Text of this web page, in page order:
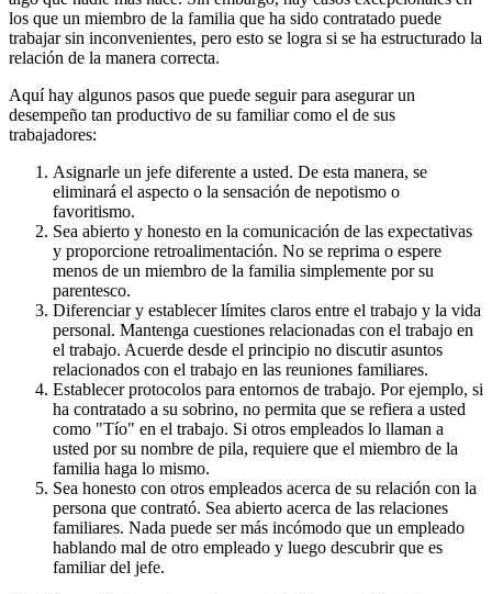
los que un miembro de la familia que ha sido contratado puede
trabajar sin inconvenientes, pero esto se logra si se ha estructurado la
relación de la manera correcta.
Aquí hay algunos pasos que puede seguir para asegurar un
desempeño tan productivo de su familiar como el de sus
trabajadores:
Asignarle un jefe diferente a usted. De esta manera, se
eliminará el aspecto o la sensación de nepotismo o
favoritismo.
Sea abierto y honesto en la comunicación de las expectativas
y proporcione retroalimentación. No se reprima o espere
menos de un miembro de la familia simplemente por su
parentesco.
Diferenciar y establecer límites claros entre el trabajo y la vida
personal. Mantenga cuestiones relacionadas con el trabajo en
el trabajo. Acuerde desde el principio no discutir asuntos
relacionados con el trabajo en las reuniones familiares.
Establecer protocolos para entornos de trabajo. Por ejemplo, si
ha contratado a su sobrino, no permita que se refiera a usted
como "Tío" en el trabajo. Si otros empleados lo llaman a
usted por su nombre de pila, requiere que el miembro de la
familia haga lo mismo.
Sea honesto con otros empleados acerca de su relación con la
persona que contrató. Sea abierto acerca de las relaciones
familiares. Nada puede ser más incómodo que un empleado
hablando mal de otro empleado y luego descubrir que es
familiar del jefe.